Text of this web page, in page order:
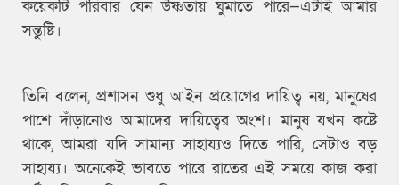
কয়েকটি পরিবার যেন উষ্ণতায় ঘুমাতে পারে—এটাই আমার
সন্তুষ্টি।
তিনি বলেন, প্রশাসন শুধু আইন প্রয়োগের দায়িত্ব নয়, মানুষের
পাশে দাঁড়ানোও আমাদের দায়িত্বের অংশ। মানুষ যখন কষ্টে
থাকে, আমরা যদি সামান্য সাহায্যও দিতে পারি, সেটাও বড়
সাহায্য। অনেকেই ভাবতে পারে রাতের এই সময়ে কাজ করা